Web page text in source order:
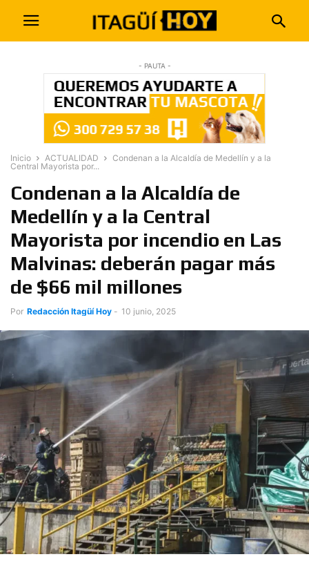
- PAUTA -
Inicio ACTUALIDAD
Condenan a la Alcaldía de Medellín y a la
Central Mayorista por...
Condenan a la Alcaldía de
Medellín y a la Central
Mayorista por incendio en Las
Malvinas: deberán pagar más
de $66 mil millones
Por Redacción Itagüí Hoy - 10 junio, 2025